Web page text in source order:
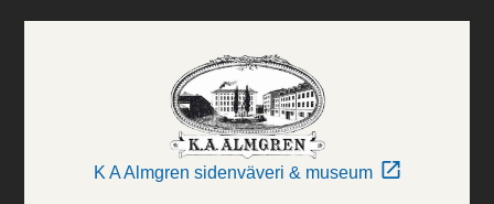
K A Almgren sidenväveri & museum